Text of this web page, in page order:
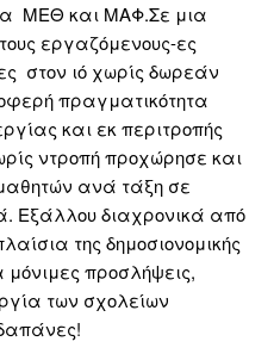
ΜΕΘ και ΜΑΦ.Σε μια
εργαζόμενους-ες
στον ιό χωρίς δωρεάν
πραγματικότητα
και εκ περιτροπής
ντροπή προχώρησε και
ανά τάξη σε
Εξάλλου διαχρονικά από
της δημοσιονομικής
μόνιμες προσλήψεις,
των σχολείων